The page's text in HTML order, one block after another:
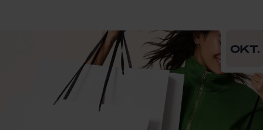
From
OKT.